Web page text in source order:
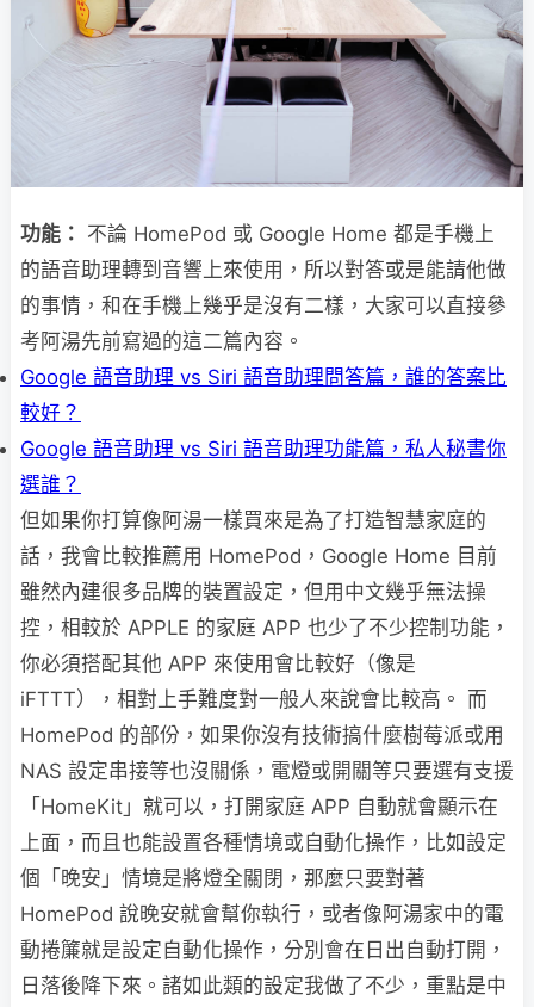
功能： 不論 HomePod 或 Google Home 都是手機上
的語音助理轉到音響上來使用，所以對答或是能請他做
的事情，和在手機上幾乎是沒有二樣，大家可以直接參
考阿湯先前寫過的這二篇內容。
Google 語音助理 vs Siri 語音助理問答篇，誰的答案比
較好？
Google 語音助理 vs Siri 語音助理功能篇，私人秘書你
選誰？
但如果你打算像阿湯一樣買來是為了打造智慧家庭的
話，我會比較推薦用 HomePod，Google Home 目前
雖然內建很多品牌的裝置設定，但用中文幾乎無法操
控，相較於 APPLE 的家庭 APP 也少了不少控制功能，
你必須搭配其他 APP 來使用會比較好（像是
iFTTT），相對上手難度對一般人來說會比較高。 而
HomePod 的部份，如果你沒有技術搞什麼樹莓派或用
NAS 設定串接等也沒關係，電燈或開關等只要選有支援
「HomeKit」就可以，打開家庭 APP 自動就會顯示在
上面，而且也能設置各種情境或自動化操作，比如設定
個「晚安」情境是將燈全關閉，那麼只要對著
HomePod 說晚安就會幫你執行，或者像阿湯家中的電
動捲簾就是設定自動化操作，分別會在日出自動打開，
日落後降下來。諸如此類的設定我做了不少，重點是中